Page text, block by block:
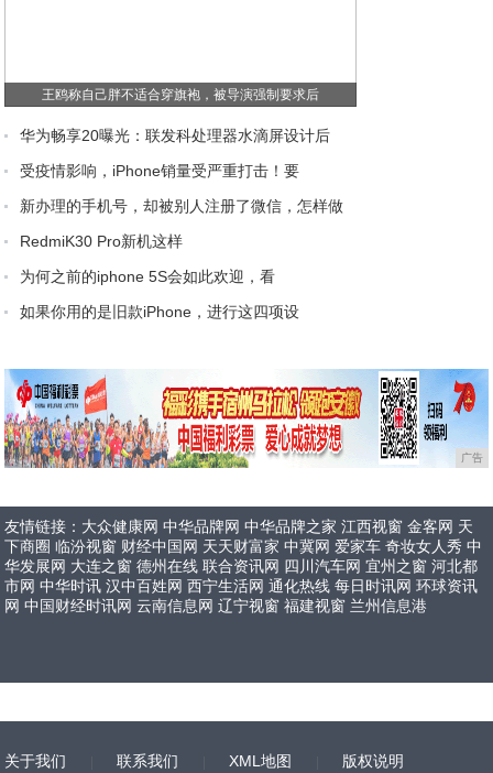
王鸥称自己胖不适合穿旗袍，被导演强制要求后
华为畅享20曝光：联发科处理器水滴屏设计后
受疫情影响，iPhone销量受严重打击！要
新办理的手机号，却被别人注册了微信，怎样做
RedmiK30 Pro新机这样
为何之前的iphone 5S会如此欢迎，看
如果你用的是旧款iPhone，进行这四项设
广告
友情链接： 大众健康网 中华品牌网 中华品牌之家 江西视窗 金客网 天
下商圈 临汾视窗 财经中国网 天天财富家 中冀网 爱家车 奇妆女人秀 中
华发展网 大连之窗 德州在线 联合资讯网 四川汽车网 宜州之窗 河北都
市网 中华时讯 汉中百姓网 西宁生活网 通化热线 每日时讯网 环球资讯
网 中国财经时讯网 云南信息网 辽宁视窗 福建视窗 兰州信息港
关于我们 联系我们 XML地图 版权说明